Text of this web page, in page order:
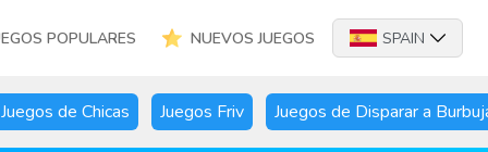
POPULARES NUEVOS JUEGOS SPAIN
Juegos de Chicas Juegos Friv Juegos de Disparar a